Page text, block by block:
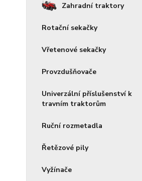
Zahradní traktory
Rotační sekačky
Vřetenové sekačky
Provzdušňovače
Univerzální příslušenství k
travním traktorům
Ruční rozmetadla
Řetězové pily
Vyžínače